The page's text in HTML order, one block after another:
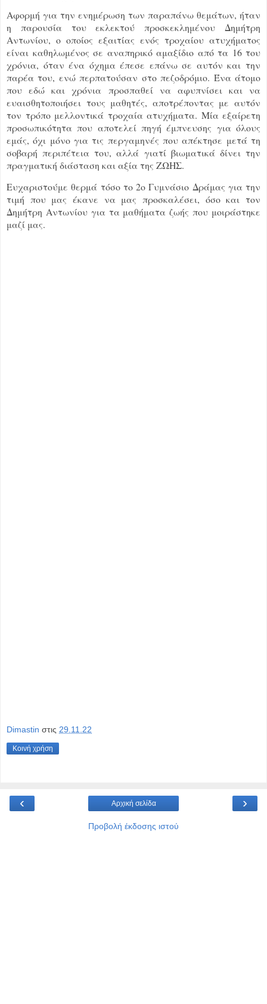
Αφορμή για την ενημέρωση των παραπάνω θεμάτων, ήταν
η παρουσία του εκλεκτού προσκεκλημένου Δημήτρη
Αντωνίου, ο οποίος εξαιτίας ενός τροχαίου ατυχήματος
είναι καθηλωμένος σε αναπηρικό αμαξίδιο από τα 16 του
χρόνια, όταν ένα όχημα έπεσε επάνω σε αυτόν και την
παρέα του, ενώ περπατούσαν στο πεζοδρόμιο. Ένα άτομο
που εδώ και χρόνια προσπαθεί να αφυπνίσει και να
ευαισθητοποιήσει τους μαθητές, αποτρέποντας με αυτόν
τον τρόπο μελλοντικά τροχαία ατυχήματα. Μία εξαίρετη
προσωπικότητα που αποτελεί πηγή έμπνευσης για όλους
εμάς, όχι μόνο για τις περγαμηνές που απέκτησε μετά τη
σοβαρή περιπέτεια του, αλλά γιατί βιωματικά δίνει την
πραγματική διάσταση και αξία της ΖΩΗΣ.
Ευχαριστούμε θερμά τόσο το 2ο Γυμνάσιο Δράμας για την
τιμή που μας έκανε να μας προσκαλέσει, όσο και τον
Δημήτρη Αντωνίου για τα μαθήματα ζωής που μοιράστηκε
μαζί μας.
Dimastin στις 29.11.22
Κοινή χρήση
‹ ›
Αρχική σελίδα
Προβολή έκδοσης ιστού